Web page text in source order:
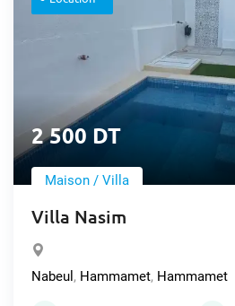
2 500 DT
Maison / Villa
Villa Nasim
Nabeul , Hammamet, Hammamet